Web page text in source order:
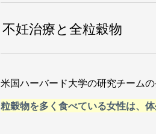
不妊治療と全粒穀物
米国ハーバード大学の研究チーム
粒穀物を多く食べている女性は、